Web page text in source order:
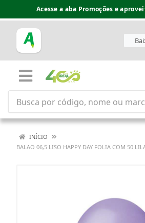
Acesse a aba Promoções e
INÍCIO
BALAO 06,5 LISO HAPPY DAY FOLIA COM 50